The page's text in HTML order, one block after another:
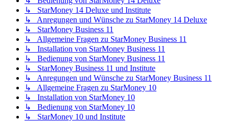
↳ StarMoney 14 Deluxe und Institute
↳ Anregungen und Wünsche zu StarMoney 14 Deluxe
↳ StarMoney Business 11
↳ Allgemeine Fragen zu StarMoney Business 11
↳ Installation von StarMoney Business 11
↳ Bedienung von StarMoney Business 11
↳ StarMoney Business 11 und Institute
↳ Anregungen und Wünsche zu StarMoney Business 11
↳ Allgemeine Fragen zu StarMoney 10
↳ Installation von StarMoney 10
↳ Bedienung von StarMoney 10
↳ StarMoney 10 und Institute